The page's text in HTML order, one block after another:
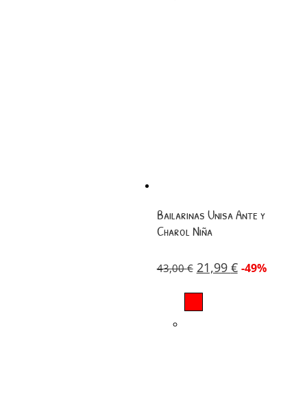
Bailarinas Unisa Ante y
Charol Niña
43,00€ 21,99 € -49%